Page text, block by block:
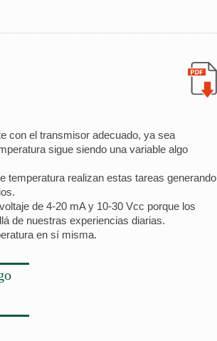
con el transmisor adecuado, ya sea
sigue siendo una variable algo
temperatura realizan estas tareas generando
de 4-20 mA y 10-30 Vcc porque los
de nuestras experiencias diarias.
en sí misma.